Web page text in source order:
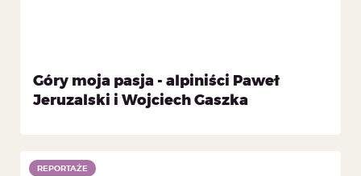
Góry moja pasja - alpiniści Paweł
Jeruzalski i Wojciech Gaszka
REPORTAŻE